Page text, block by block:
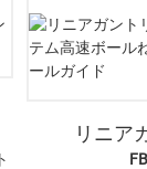
リニア